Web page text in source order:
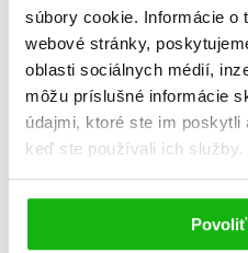
súbory cookie. Informácie o
webové stránky,
oblasti sociálnych médií,
môžu príslušné informácie
údajmi, ktoré ste im
keď ste používali ich služby.
noc
,
Do